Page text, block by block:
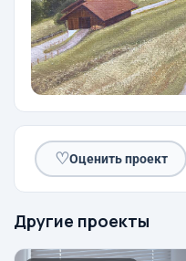
♡Оценить проект
Другие проекты